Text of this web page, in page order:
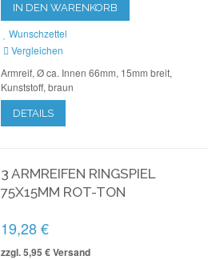
IN DEN WARENKORB
Wunschzettel
Vergleichen
Armreif, Ø ca. Innen 66mm, 15mm breit,
Kunststoff, braun
DETAILS
3 ARMREIFEN RINGSPIEL
75X15MM ROT-TON
19,28 €
zzgl. 5,95 € Versand